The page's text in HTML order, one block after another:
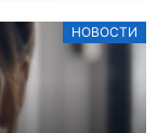
НОВОСТИ